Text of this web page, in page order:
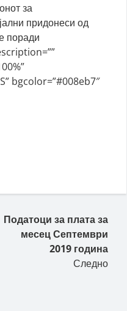
за
придонеси од
поради
bgcolor=”#008eb7″
Податоци за плата за
месец Септември
2019 година
Следно